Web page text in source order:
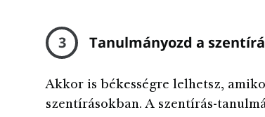
3 Tanulmányozd a
Akkor is békességre lelhetsz,
szentírásokban. A szentírás-